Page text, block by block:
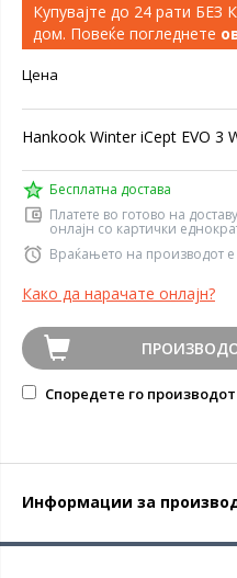
Купувајте до 24 рати
дом. Повеќе погледнете
Цена
Hankook Winter iCept EVO 3
Бесплатна достава
Платете во готово на
онлајн со картички
Враќањето на производот
Како да нарачате онлајн?
Споредете го производот
Информации за